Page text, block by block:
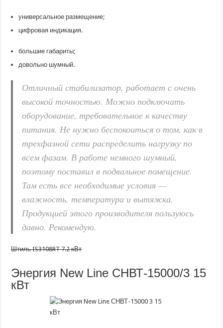
универсальное размещение;
цифровая индикация.
большие габариты;
довольно шумный.
Отличный стабилизатор, работает с очень
высокой точностью. Можно подключать
оборудование, требовательное к качеству
питания. Не нужно беспокоиться о том, как в
трехфазной сети распределить нагрузку по
всем фазам. В работе немного шумный,
поэтому поставил в подвальное помещение.
Там есть все необходимые условия —
влажность, температура и вытяжка.
Продукцией этого производителя пользуюсь
давно. Рекомендую.
Штиль IS3108RT 7.2 кВт
Энергия New Line СНВТ-15000/3 15
кВт